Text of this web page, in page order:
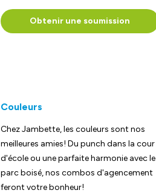
Obtenir une soumission
Couleurs
Chez Jambette, les couleurs sont nos
meilleures amies! Du punch dans la cour
d'école ou une parfaite harmonie avec le
parc boisé, nos combos d'agencement
feront votre bonheur!